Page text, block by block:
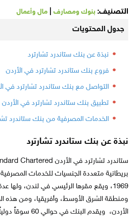
التصنيف: بنوك ومصارف| مال وأعمال
جدول المحتويات
نبذة عن بنك ستاندرد تشارترد
فروع بنك ستاندرد تشارترد في الأردن
التواصل مع بنك ستاندرد تشارترد في
تطبيق بنك ستاندرد تشارترد في الأردن
الخدمات المصرفية من بنك ستاندرد
نبذة عن بنك ستاندرد تشارترد
بريطانية متعددة الجنسيات للخدمات
1969، ويقع مقرها الرئيسي في لندن،
ومنطقة الشرق الأوسط، وأفريقيا، ومن هذه
الأردن، ويقدم